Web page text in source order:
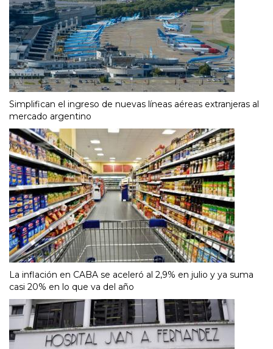
Simplifican el ingreso de nuevas líneas aéreas extranjeras al
mercado argentino
La inflación en CABA se aceleró al 2,9% en julio y ya suma
casi 20% en lo que va del año